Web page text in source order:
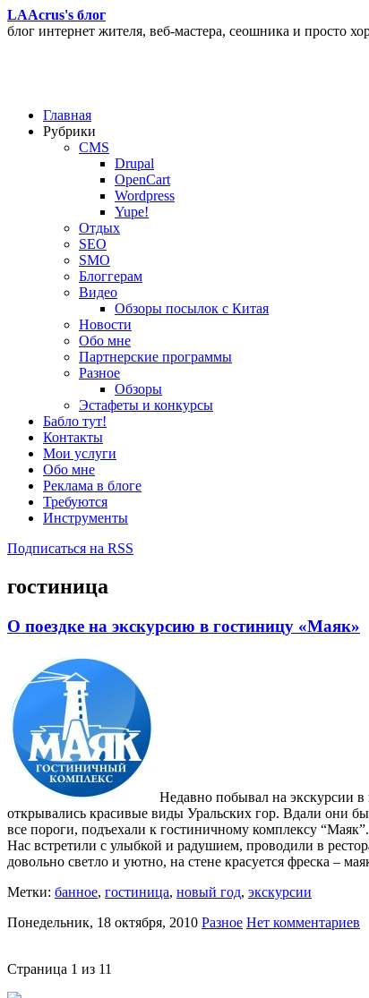
LAAcrus's блог
блог интернет жителя, веб-мастера, сеошника и просто
Главная
Рубрики
CMS
Drupal
OpenCart
Wordpress
Yupe!
Oтдых
SEO
SMO
Блоггерам
Видео
Обзоры посылок с Китая
Новости
Обо мне
Партнерские программы
Разное
Обзоры
Эстафеты и конкурсы
Бабло тут!
Контакты
Мои услуги
Обо мне
Реклама в блоге
Требуются
Инструменты
Подписаться на RSS
гостиница
О поездке на экскурсию в гостиницу «Маяк»
Недавно побывал на экскурсии в
открывались красивые виды Уральских гор. Вдали они
все пороги, подъехали к гостиничному комплексу “Маяк”.
Нас встретили с улыбкой и радушием, проводили в
довольно светло и уютно, на стене красуется фреска –
Метки: банное, гостиница, новый год, экскурсии
Понедельник, 18 октября, 2010 Разное Нет комментариев
Страница 1 из 11